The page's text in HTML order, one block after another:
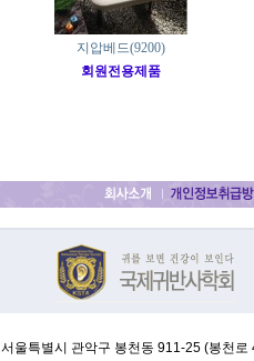
지압베드(9200)
회원전용제품
서울특별시 관악구 봉천동 911-25 (봉천로